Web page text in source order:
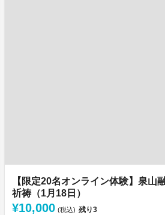
【限定20名オンライン体験】泉山
祈祷（1月18日）
¥10,000 (税込) 残り3